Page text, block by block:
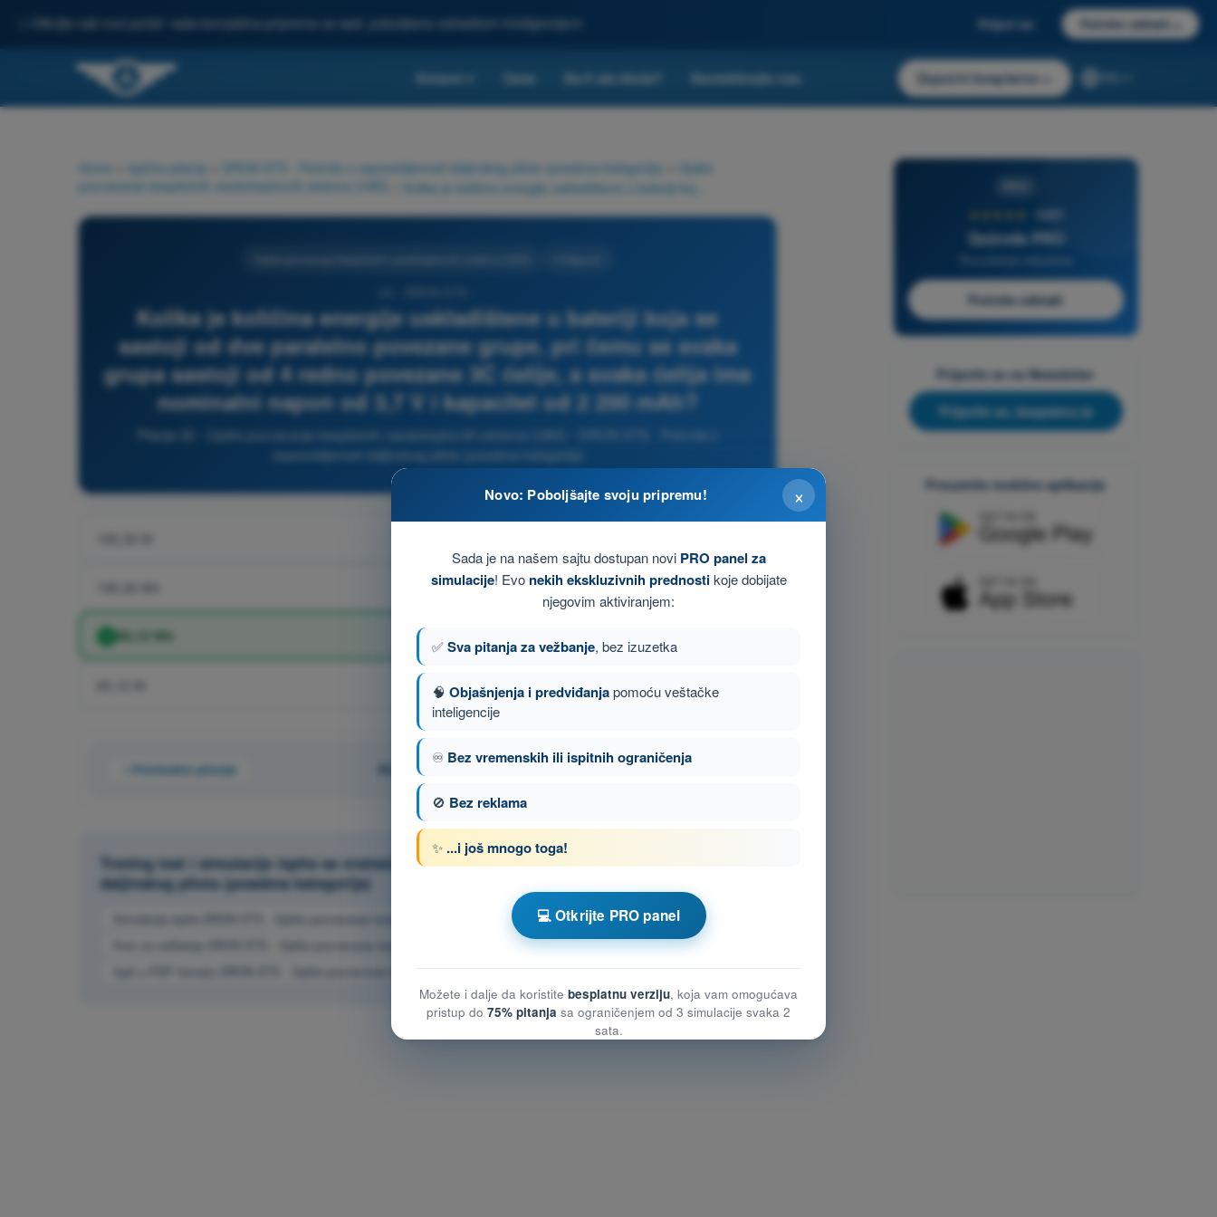
Otkrijte naš novi portal: vaša kompletna priprema za ispit, poboljšana veštačkom inteligencijom Prijavi se Počnite odmah
Kvizovi Cene Da li ste škola? Kontaktirajte nas Započni besplatno
Home Ispitna pitanja DRON STS - Potvrda o osposobljenosti daljinskog pilota (posebna kategorija)
Opšte
poznavanje bespilotnih vazduhoplovnih sistema (UAS)
Kolika je količina energije uskladištene u bateriji koja se
sastoji od dve paralelno povezane grupe, pri čemu se svaka
grupa sastoji od 4 redno povezane 3C ćelije, a svaka ćelija ima
nominalni napon od 3,7 V i kapacitet od 2 200 mAh?
Pitanje 22 - Opšte poznavanje bespilotnih vazduhoplovnih sistema (UAS) - DRON STS - Potvrda o
osposobljenosti daljinskog pilota (posebna kategorija)
65,12 Wh
Prethodno pitanje Pitanje 22 od 167 Sledeće pitanje
Trening test i simulacije ispita sa vremenom DRON STS - Potvrda o osposobljenosti
daljinskog pilota (posebna kategorija)
Simulacija ispita DRON STS - Opšte poznavanje bespilotnih vazduhoplovnih sistema (UAS)
Kviz za vežbanje DRON STS - Opšte poznavanje bespilotnih vazduhoplovnih sistema (UAS)
Ispit u PDF formatu DRON STS - Opšte poznavanje bespilotnih vazduhoplovnih sistema (UAS)
4,6/5
Quizvds PRO
Počnite odmah
Prijavite se na Newsletter
Prijavite se, besplatno je
Preuzmite mobilne aplikacije
×
Novo: Poboljšajte svoju pripremu!
Sada je na našem sajtu dostupan novi PRO panel za
simulacije! Evo nekih ekskluzivnih prednostikoje dobijate
njegovim aktiviranjem:
✅Sva pitanja za vežbanje, bez izuzetka
🧠 Objašnjenja i predviđanjapomoću veštačke
inteligencije
♾️ Bez vremenskih ili ispitnih ograničenja
🚫 Bez reklama
✨ ...i još mnogo toga!
💻 Otkrijte PRO panel
Možete i dalje da koristite besplatnu verziju, koja vam omogućava
pristup do 75% pitanja sa ograničenjem od 3 simulacije svaka 2
sata.